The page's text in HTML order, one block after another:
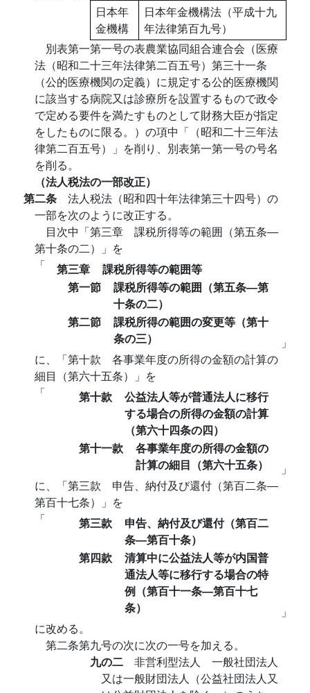
日本年
金機構
日本年金機構法（平成十九
年法律第百九号）
別表第一第一号の表農業協同組合連合会（医療
法（昭和二十三年法律第二百五号）第三十一条
（公的医療機関の定義）に規定する公的医療機関
に該当する病院又は診療所を設置するもので政令
で定める要件を満たすものとして財務大臣が指定
をしたものに限る。）の項中「（昭和二十三年法
律第二百五号）」を削り、別表第一第一号の号名
を削る。
（法人税法の一部改正）
第二条 法人税法（昭和四十年法律第三十四号）の
一部を次のように改正する。
目次中「第三章 課税所得等の範囲（第五条―
第十条の二）」を
「
第三章
課税所得等の範囲等
第一節
課税所得等の範囲（第五条―第
十条の二）
第二節
課税所得の範囲の変更等（第十
条の三）
」
に、「第十款 各事業年度の所得の金額の計算の
細目（第六十五条）」を
「
第十款
公益法人等が普通法人に移行
する場合の所得の金額の計算
（第六十四条の四）
第十一款
各事業年度の所得の金額の
計算の細目（第六十五条）
」
に、「第三款 申告、納付及び還付（第百二条―
第百十七条）」を
「
第三款
申告、納付及び還付（第百二
条―第百十条）
第四款
清算中に公益法人等が内国普
通法人等に移行する場合の特
例（第百十一条―第百十七
条）
」
に改める。
第二条第九号の次に次の一号を加える。
九の二 非営利型法人 一般社団法人
又は一般財団法人（公益社団法人又